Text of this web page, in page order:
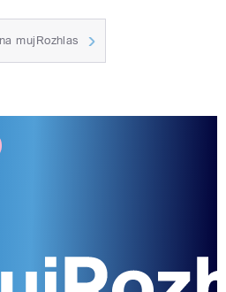
mujRozhlas